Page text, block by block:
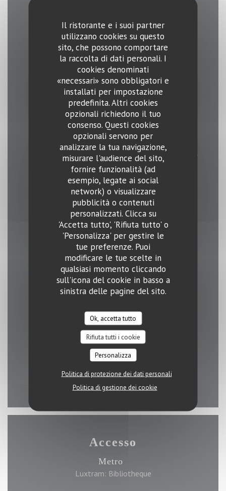
Il ristorante e i suoi partner
utilizzano cookies su questo
sito, che possono comportare
la raccolta di dati personali. I
cookies denominati
«necessari» sono obbligatori e
installati per impostazione
predefinita. Altri cookies
opzionali richiedono il tuo
consenso. Questi cookies
opzionali servono per
analizzare la tua navigazione,
misurare l'audience del sito,
fornire funzionalità (ad
esempio, legate ai social
network) o visualizzare
pubblicità o contenuti
personalizzati. Clicca su
'Accetta tutto', 'Rifiuta tutto' o
'Personalizza' per gestire le
tue preferenze. Puoi
modificare le tue scelte in
qualsiasi momento cliccando
sull'icona del cookie in basso a
sinistra delle pagine del sito.
Ok, accetta tutto
Rifiuta tutti i cookie
Personalizza
Politica di protezione dei dati personali
Politica di gestione dei cookie
Tipologia
Ristorante Greco
Servizi
eventi, Afterwork, Terrazzo, Connessione wifi
Metodo di pagamento
Pagamento mobile, Senza contatto, Apple Pay,
Union Pay, Sodexo Assegno, Buoni pasto, Maestro,
Contactless Payment, Eurocard / Mastercard,
Titoli Restaurant, Contanti, Visa, American
Express, Bancomat
Orari
Lun-Gio
11:30 - 15:00 • 18:00 - 23:00
Ven-Sab
11:30 - 15:00
18:00 - 00:00
Domenica
12:30 - 21:00
Accesso
Metro
Luxtram: Bibliotheque